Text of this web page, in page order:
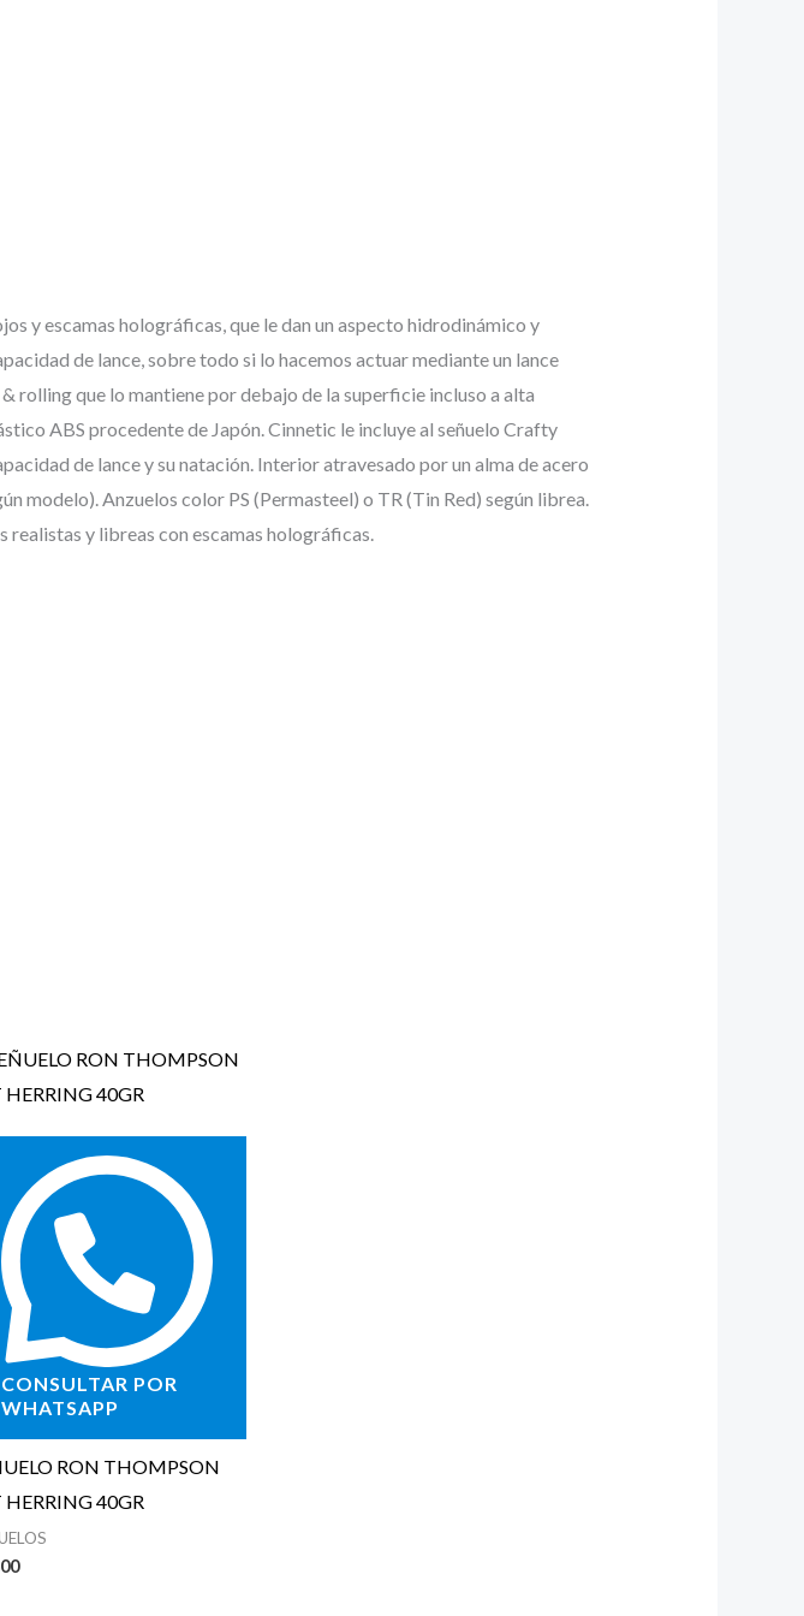
y escamas holográficas, que le dan un aspecto hidrodinámico y
de lance, sobre todo si lo hacemos actuar mediante un lance
rolling que lo mantiene por debajo de la superficie incluso a alta
ABS procedente de Japón. Cinnetic le incluye al señuelo Crafty
de lance y su natación. Interior atravesado por un alma de acero
modelo). Anzuelos color PS (Permasteel) o TR (Tin Red) según librea.
y libreas con escamas holográficas.
CONSULTAR POR
WHATSAPP
RON THOMPSON
HERRING 40GR